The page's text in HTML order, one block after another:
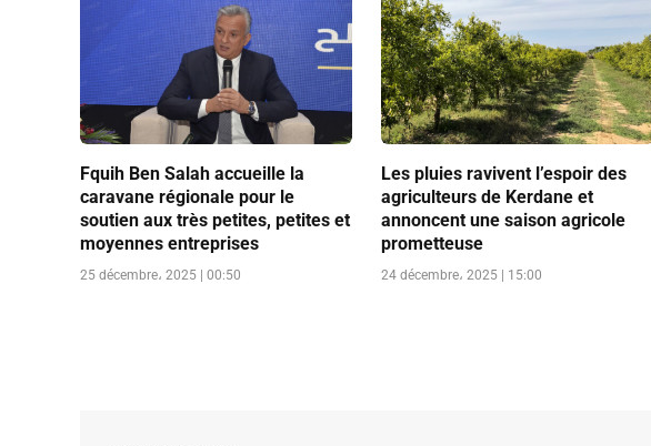
Fquih Ben Salah accueille la
caravane régionale pour le
soutien aux très petites, petites et
moyennes entreprises
25 décembre، 2025 | 00:50
Les pluies ravivent l’espoir des
agriculteurs de Kerdane et
annoncent une saison agricole
prometteuse
24 décembre، 2025 | 15:00